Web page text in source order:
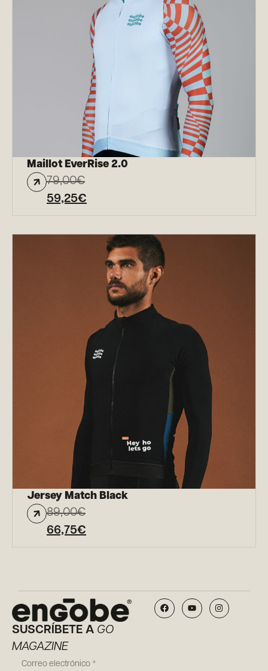
Maillot EverRise 2.0
79,00€
59,25€
Jersey Match Black
89,00€
66,75€
SUSCRÍBETE A GO
MAGAZINE